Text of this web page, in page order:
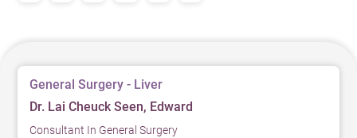
General Surgery - Liver
Dr. Lai Cheuck Seen, Edward
Consultant In General Surgery